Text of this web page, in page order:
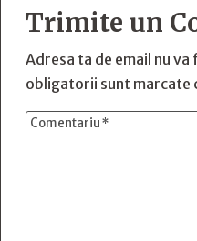
Trimite un
Adresa ta de email nu
obligatorii sunt marcate